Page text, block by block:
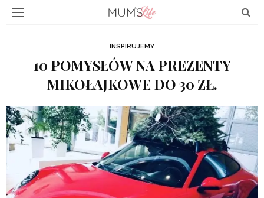
INSPIRUJEMY
10 POMYSŁÓW NA PREZENTY
MIKOŁAJKOWE DO 30 ZŁ.